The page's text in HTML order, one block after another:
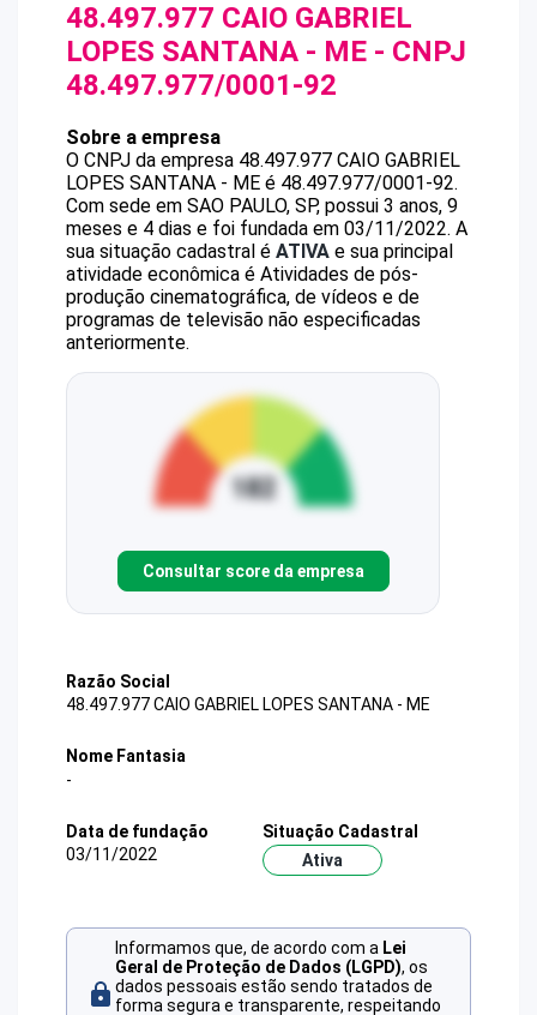
48.497.977 CAIO GABRIEL
LOPES SANTANA - ME - CNPJ
48.497.977/0001-92
Sobre a empresa
O CNPJ da empresa 48.497.977 CAIO GABRIEL
LOPES SANTANA - ME é 48.497.977/0001-92.
Com sede em SAO PAULO, SP, possui 3 anos, 9
meses e 4 dias e foi fundada em 03/11/2022. A
sua situação cadastral é ATIVA e sua principal
atividade econômica é Atividades de pós-
produção cinematográfica, de vídeos e de
programas de televisão não especificadas
anteriormente.
Consultar score da empresa
Razão Social
48.497.977 CAIO GABRIEL LOPES SANTANA - ME
Nome Fantasia
-
Data de fundação
03/11/2022
Situação Cadastral
Ativa
Informamos que, de acordo com a Lei
Geral de Proteção de Dados (LGPD), os
dados pessoais estão sendo tratados de
forma segura e transparente, respeitando